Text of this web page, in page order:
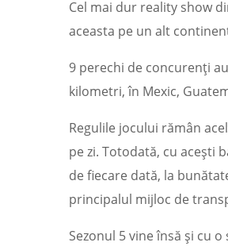
Cel mai dur reality show
aceasta pe un alt
9 perechi de concurenți
kilometri, în Mexic,
Regulile jocului rămân
pe zi. Totodată, cu acești
de fiecare dată, la
principalul mijloc de
Sezonul 5 vine însă și cu